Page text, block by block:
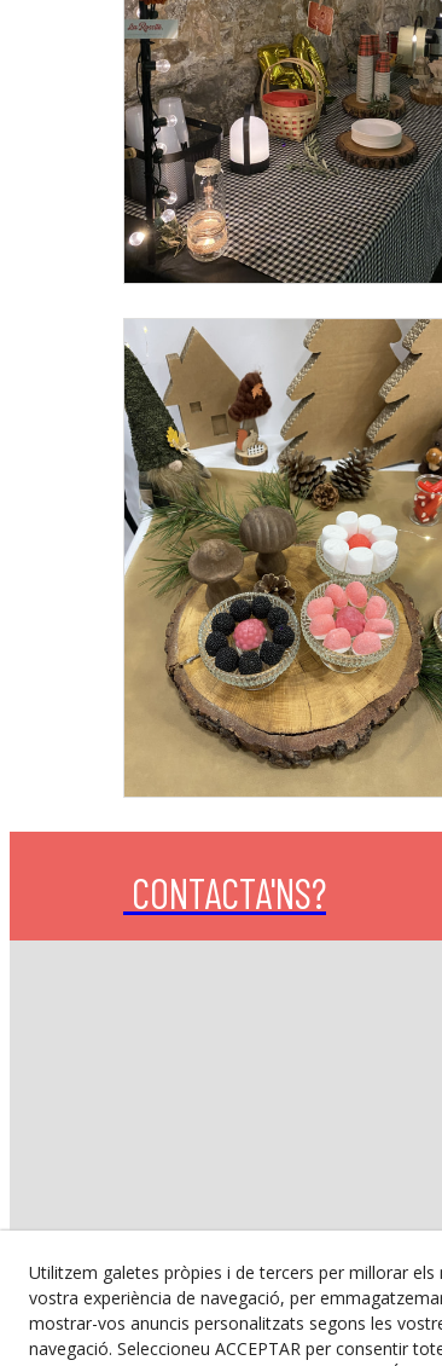
CONTACTA'NS?
Utilitzem galetes pròpies i de tercers per millorar
vostra experiència de navegació, per
mostrar-vos anuncis personalitzats segons les
navegació. Seleccioneu ACCEPTAR per consentir